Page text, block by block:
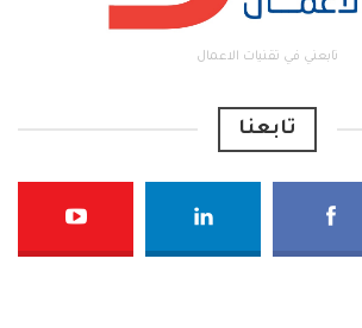
تابعني في تقنيات الاعمال
تابعنا